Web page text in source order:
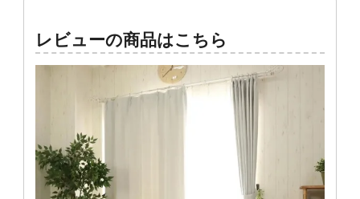
レビューの商品はこちら